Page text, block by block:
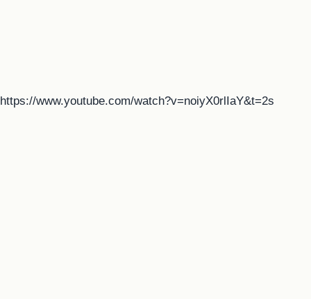
https://www.youtube.com/watch?v=noiyX0rlIaY&t=2s